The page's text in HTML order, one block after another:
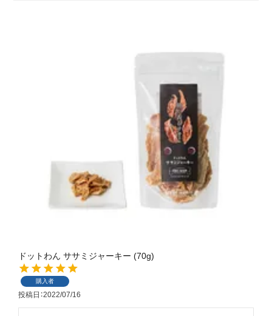
ドットわん ササミジャーキー (70g)
購入者
投稿日 2022/07/16